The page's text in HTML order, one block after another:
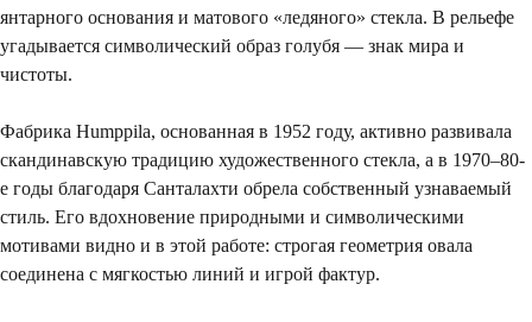
янтарного основания и матового «ледяного» стекла. В рельефе
угадывается символический образ голубя — знак мира и
чистоты.
Фабрика Humppila, основанная в 1952 году, активно развивала
скандинавскую традицию художественного стекла, а в 1970–80-
е годы благодаря Санталахти обрела собственный узнаваемый
стиль. Его вдохновение природными и символическими
мотивами видно и в этой работе: строгая геометрия овала
соединена с мягкостью линий и игрой фактур.